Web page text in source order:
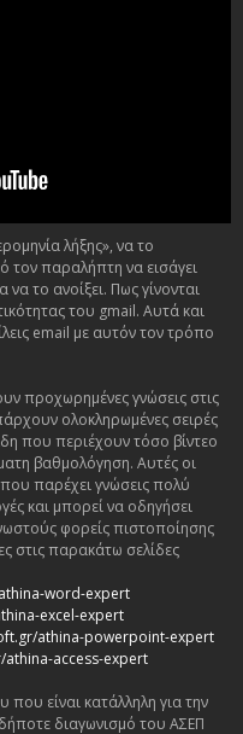
λήξης», να το
τον παραλήπτη να εισάγει
το ανοίξει. Πως γίνονται
του gmail. Αυτά και
email με αυτόν τον τρόπο
προχωρημένες γνώσεις στις
ολοκληρωμένες σειρές
που περιέχουν τόσο βίντεο
βαθμολόγηση. Αυτές οι
που παρέχει γνώσεις πολύ
και μπορεί να οδηγήσει
φορείς πιστοποίησης
στις παρακάτω σελίδες
word-expert
excel-expert
athina-powerpoint-expert
access-expert
είναι κατάλληλη για την
διαγωνισμό του ΑΣΕΠ